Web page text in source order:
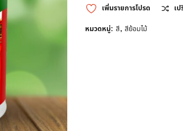
เพิ่มรายการโปรด
เ
หมวดหมู่: สี, สีย้อมไม้